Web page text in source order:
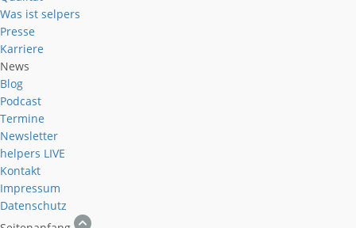
Was ist selpers
Presse
Karriere
News
Blog
Podcast
Termine
Newsletter
helpers LIVE
Kontakt
Impressum
Datenschutz